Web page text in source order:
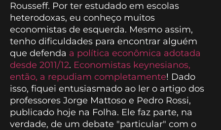
Rousseff. Por ter estudado em escolas
heterodoxas, eu conheço muitos
economistas de esquerda. Mesmo assim,
tenho dificuldades para encontrar alguém
que defenda a política econômica adotada
desde 2011/12. Economistas keynesianos,
então, a repudiam completamente! Dado
isso, fiquei entusiasmado ao ler o artigo dos
professores Jorge Mattoso e Pedro Rossi,
publicado hoje na Folha. Ele faz parte, na
verdade, de um debate "particular" com o